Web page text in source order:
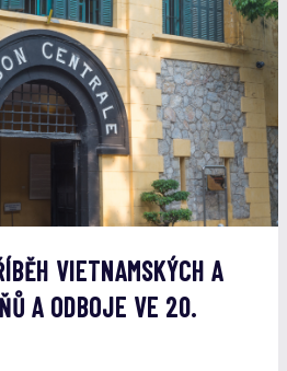
VIETNAMSKÝCH A
A ODBOJE VE 20.